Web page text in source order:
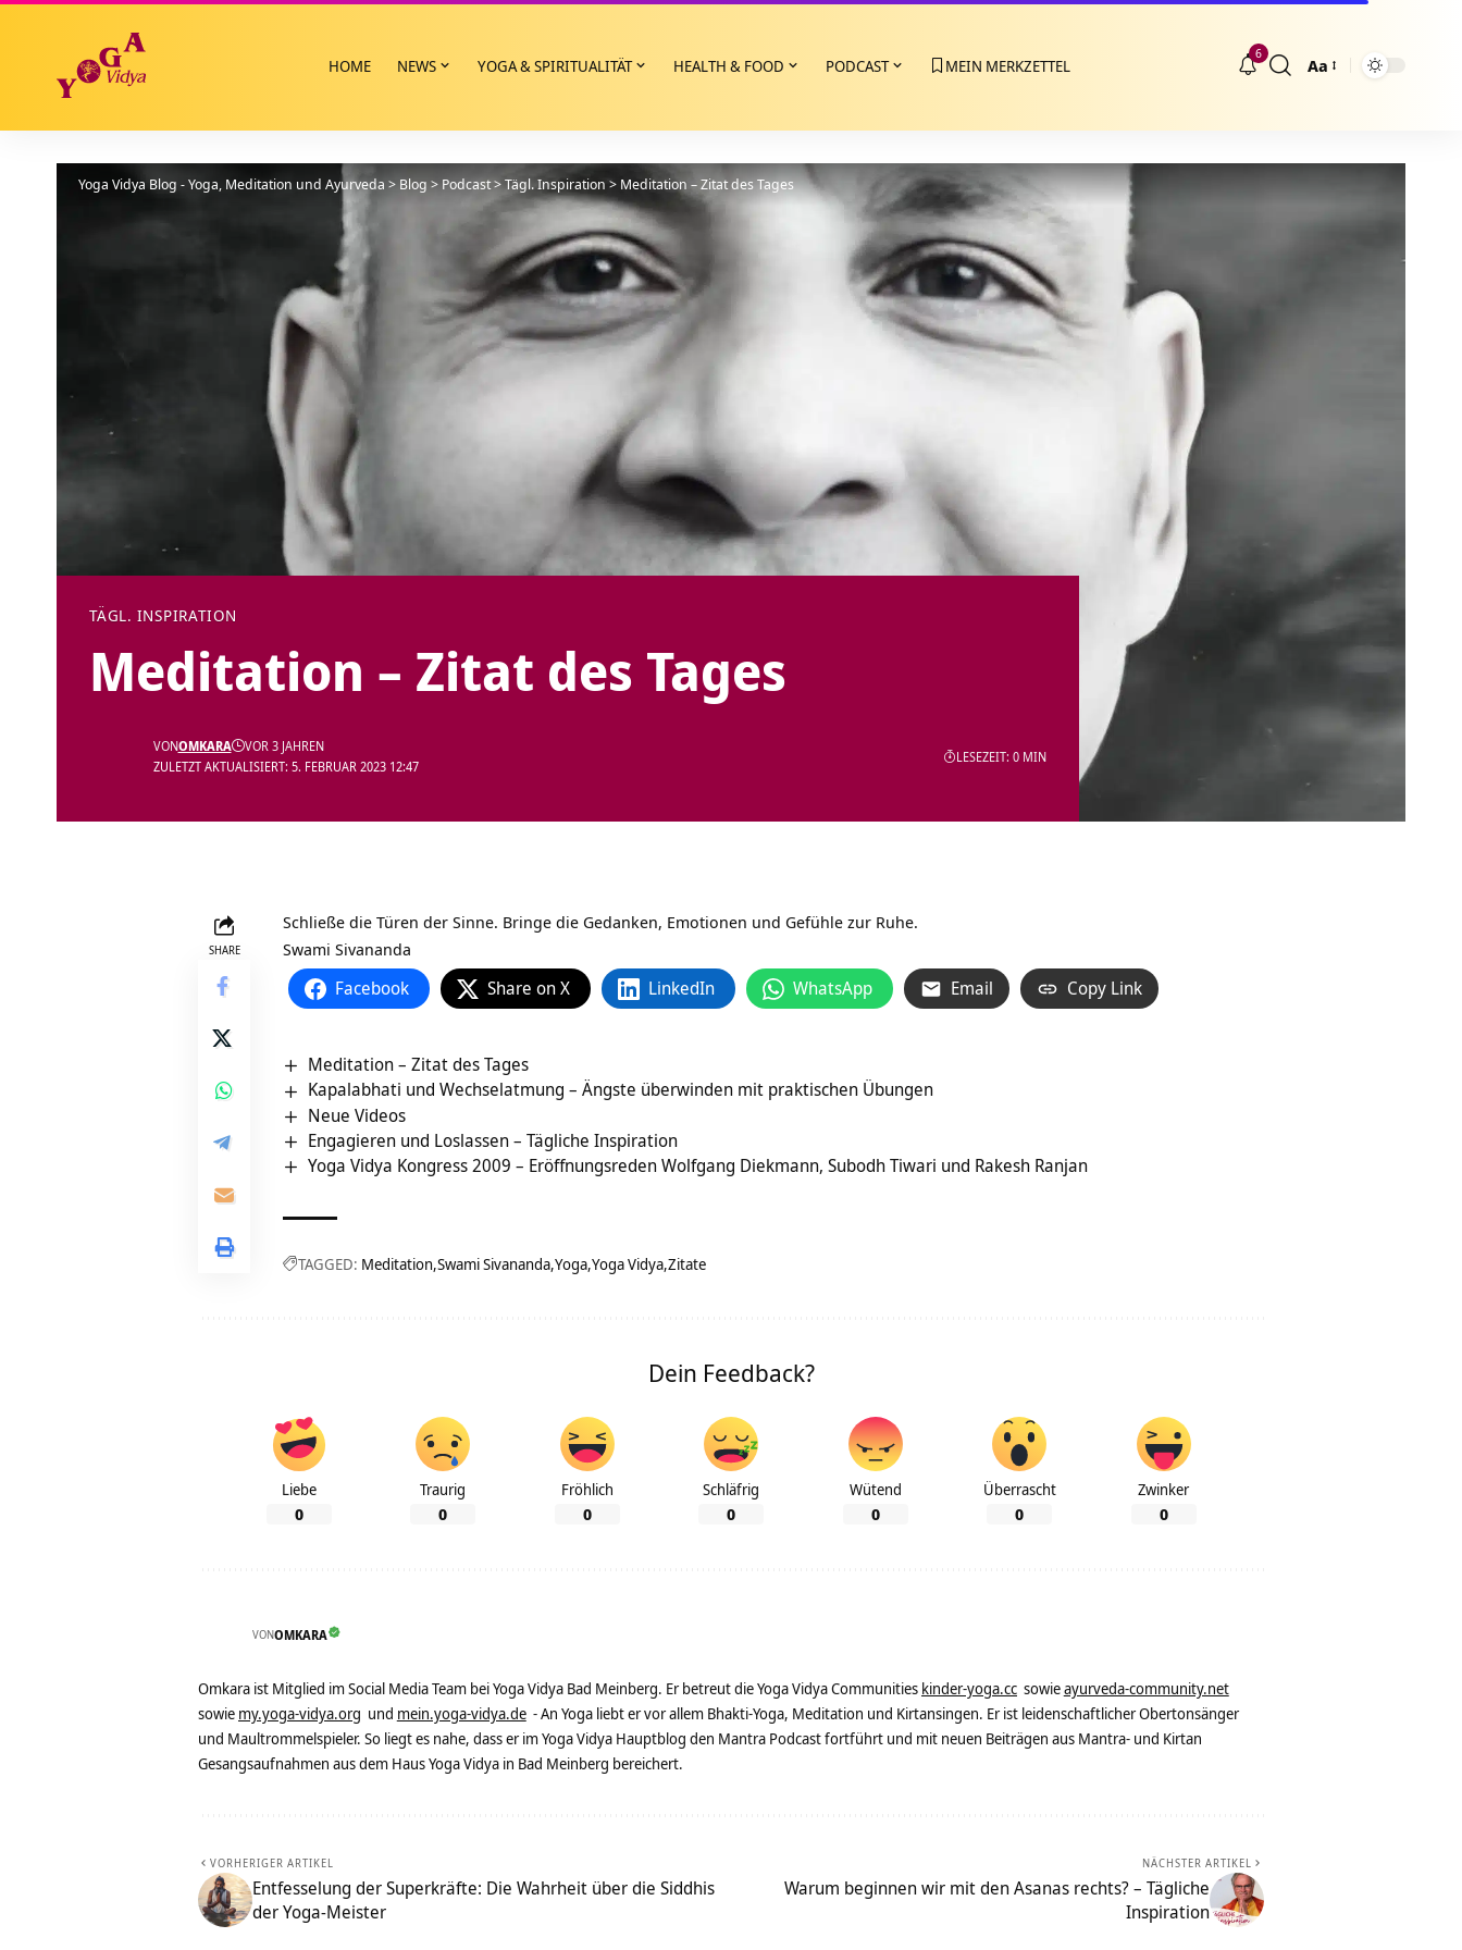
HOME NEWS YOGA & SPIRITUALITÄT HEALTH & FOOD PODCAST MEIN MERKZETTEL
6
Größenänderung
Aa
Yoga Vidya Blog - Yoga, Meditation und Ayurveda > Blog > Podcast>Tägl. Inspiration > Meditation – Zitat des Tages
TÄGL. INSPIRATION
Meditation – Zitat des Tages
ZULETZT AKTUALISIERT: 5. FEBRUAR 2023 12:47
VONOMKARA VOR 3 JAHREN
LESEZEIT: 0 MIN
SHARE
Schließe die Türen der Sinne. Bringe die Gedanken, Emotionen und Gefühle zur Ruhe.
Swami Sivananda
Facebook Share on X LinkedIn WhatsApp Email Copy Link
Meditation – Zitat des Tages
Kapalabhati und Wechselatmung – Ängste überwinden mit praktischen Übungen
Neue Videos
Engagieren und Loslassen – Tägliche Inspiration
Yoga Vidya Kongress 2009 – Eröffnungsreden Wolfgang Diekmann, Subodh Tiwari und Rakesh Ranjan
TAGGED: Meditation Swami Sivananda Yoga Yoga Vidya Zitate
Dein Feedback?
Liebe
0
Traurig
0
Fröhlich
0
Schläfrig
0
Wütend
0
Überrascht
0
Zwinker
0
VONOMKARA
Omkara ist Mitglied im Social Media Team bei Yoga Vidya Bad Meinberg. Er betreut die Yoga Vidya Communities kinder-yoga.cc sowieayurveda-community.net
sowie my.yoga-vidya.org und mein.yoga-vidya.de - An Yoga liebt er vor allem Bhakti-Yoga, Meditation und Kirtansingen. Er ist leidenschaftlicher Obertonsänger
und Maultrommelspieler. So liegt es nahe, dass er im Yoga Vidya Hauptblog den Mantra Podcast fortführt und mit neuen Beiträgen aus Mantra- und Kirtan
Gesangsaufnahmen aus dem Haus Yoga Vidya in Bad Meinberg bereichert.
VORHERIGER ARTIKEL
Entfesselung der Superkräfte: Die Wahrheit über die Siddhis
der Yoga-Meister
NÄCHSTER ARTIKEL
Warum beginnen wir mit den Asanas rechts? – Tägliche
Inspiration